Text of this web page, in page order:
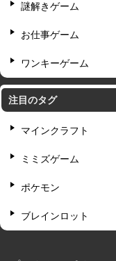
謎解きゲーム
お仕事ゲーム
ワンキーゲーム
注目のタグ
マインクラフト
ミミズゲーム
ポケモン
ブレインロット